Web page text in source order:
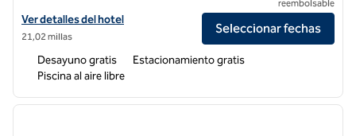
Ver detalles del hotel Hampton Inn Jacksonville South/I-95 en JTB
Ver detalles del hotel
21,02 millas
reembolsable
Seleccionar fechas
Desayuno gratis
Estacionamiento gratis
Piscina al aire libre
1 de 12